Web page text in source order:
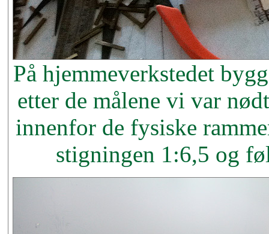
På hjemmeverkstedet
etter de målene vi var
innenfor de fysiske
stigningen 1:6,5 og